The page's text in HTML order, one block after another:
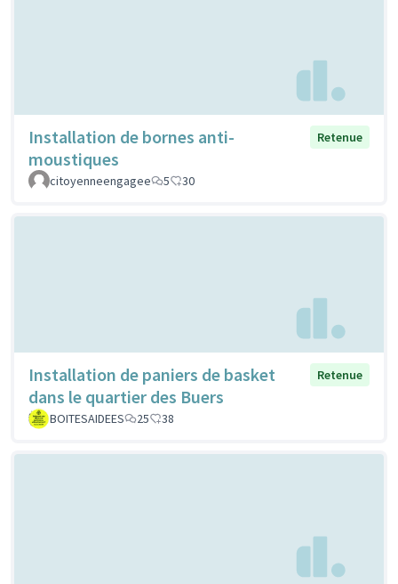
Installation de bornes anti-
moustiques
Retenue
citoyenneengagee 5 30
Installation de paniers de basket
dans le quartier des Buers
Retenue
BOITESAIDEES 25 38